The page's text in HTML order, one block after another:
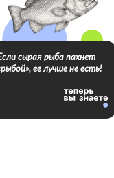
сырая рыба пахнет
ее лучше не есть!